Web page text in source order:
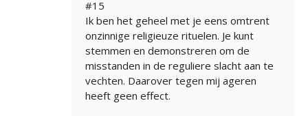
#15
Ik ben het geheel met je eens omtrent
onzinnige religieuze rituelen. Je kunt
stemmen en demonstreren om de
misstanden in de reguliere slacht aan te
vechten. Daarover tegen mij ageren
heeft geen effect.